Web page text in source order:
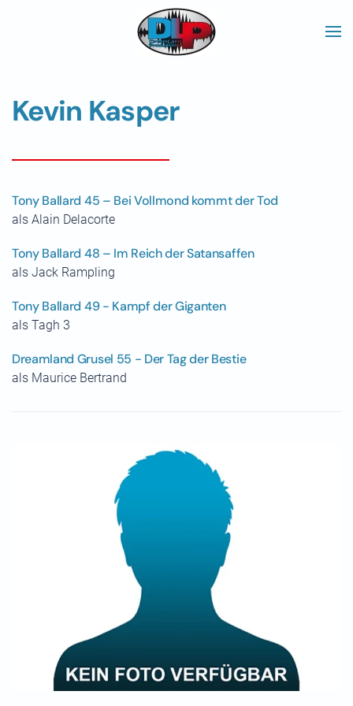
Skip to main content
Kevin Kasper
Tony Ballard 45 – Bei Vollmond kommt der Tod
als Alain Delacorte
Tony Ballard 48 – Im Reich der Satansaffen
als Jack Rampling
Tony Ballard 49 - Kampf der Giganten
als Tagh 3
Dreamland Grusel 55 - Der Tag der Bestie
als Maurice Bertrand